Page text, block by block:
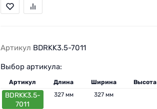
Артикул BDRKK3.5-7011
Выбор артикула:
Артикул Длина Ширина Высота
BDRKK3.5-
7011
327 мм 327 мм